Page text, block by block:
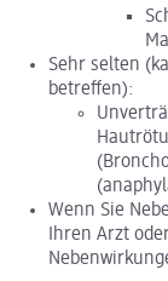
Sehr selten
betreffen):
Wenn Sie
Ihren Arzt